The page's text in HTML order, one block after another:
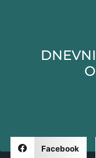
Facebook